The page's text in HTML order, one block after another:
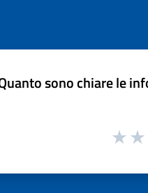
sono chiare le